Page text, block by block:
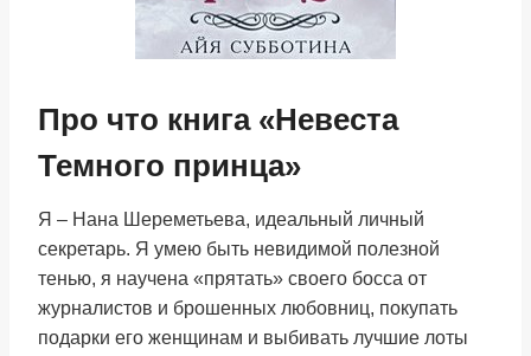
Про что книга «Невеста
Темного принца»
Я – Нана Шереметьева, идеальный личный
секретарь. Я умею быть невидимой полезной
тенью, я научена «прятать» своего босса от
журналистов и брошенных любовниц, покупать
подарки его женщинам и выбивать лучшие лоты